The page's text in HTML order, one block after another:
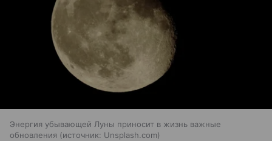
Энергия убывающей Луны приносит в жизнь важные
обновления
источник: Unsplash.com